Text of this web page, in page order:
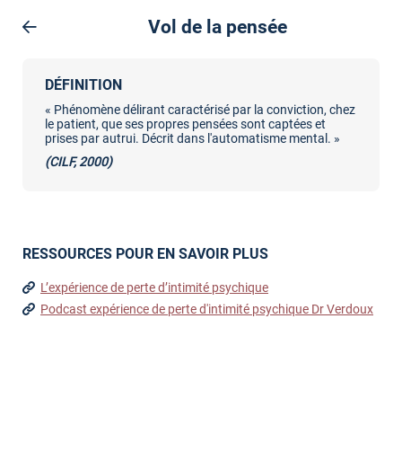
Vol de la pensée
DÉFINITION
« Phénomène délirant caractérisé par la conviction, chez
le patient, que ses propres pensées sont captées et
prises par autrui. Décrit dans l'automatisme mental. »
(CILF, 2000)
RESSOURCES POUR EN SAVOIR PLUS
L’expérience de perte d’intimité psychique
Podcast expérience de perte d'intimité psychique Dr Verdoux